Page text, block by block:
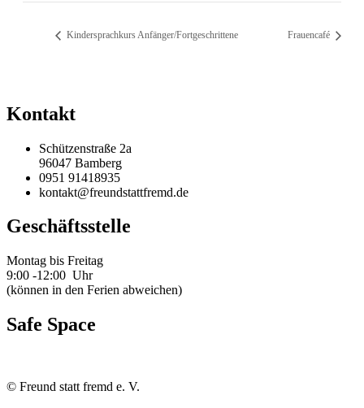
Kindersprachkurs Anfänger/Fortgeschrittene Frauencafé
Kontakt
Schützenstraße 2a
96047 Bamberg
0951 91418935
kontakt@freundstattfremd.de
Geschäftsstelle
Montag bis Freitag
9:00 -12:00 Uhr
(können in den Ferien abweichen)
Safe Space
© Freund statt fremd e. V.